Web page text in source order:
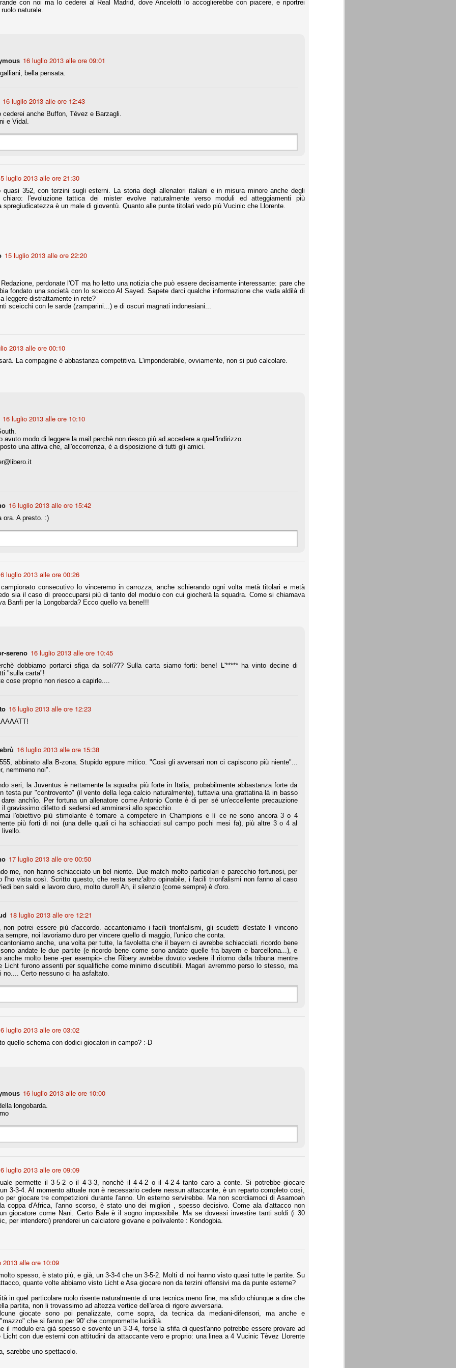
con noi ma lo cederei al Real Madrid, dove Ancelotti lo accoglierebbe con piacere, e riportrei
naturale.
16 luglio 2013 alle ore 09:01
bella pensata.
16 luglio 2013 alle ore 12:43
cederei anche Buffon, Tévez e Barzagli.
e Vidal.
luglio 2013 alle ore 21:30
quasi 352, con terzini sugli esterni. La storia degli allenatori italiani e in misura minore anche degli
chiaro: l'evoluzione tattica dei mister evolve naturalmente verso moduli ed atteggiamenti più
è un male di gioventù. Quanto alle punte titolari vedo più Vucinic che Llorente.
15 luglio 2013 alle ore 22:20
perdonate l'OT ma ho letto una notizia che può essere decisamente interessante: pare che
fondato una società con lo sceicco Al Sayed. Sapete darci qualche informazione che vada aldilà di
leggere distrattamente in rete?
sceicchi con le sarde (zamparini...) e di oscuri magnati indonesiani...
2013 alle ore 00:10
La compagine è abbastanza competitiva. L'imponderabile, ovviamente, non si può calcolare.
16 luglio 2013 alle ore 10:10
avuto modo di leggere la mail perchè non riesco più ad accedere a quell'indirizzo.
una attiva che, all'occorrenza, è a disposizione di tutti gli amici.
16 luglio 2013 alle ore 15:42
ora. A presto. :)
luglio 2013 alle ore 00:26
consecutivo lo vinceremo in carrozza, anche schierando ogni volta metà titolari e metà
sia il caso di preoccuparsi più di tanto del modulo con cui giocherà la squadra. Come si chiamava
Banfi per la Longobarda? Ecco quello va bene!!!
sereno 16 luglio 2013 alle ore 10:45
dobbiamo portarci sfiga da soli??? Sulla carta siamo forti: bene! L'***** ha vinto decine di
"sulla carta"!
cose proprio non riesco a capirle....
16 luglio 2013 alle ore 12:23
16 luglio 2013 alle ore 15:38
abbinato alla B-zona. Stupido eppure mitico. "Così gli avversari non ci capiscono più niente"...
nemmeno noi".
seri, la Juventus è nettamente la squadra più forte in Italia, probabilmente abbastanza forte da
testa pur "controvento" (il vento della lega calcio naturalmente), tuttavia una grattatina là in basso
anch'io. Per fortuna un allenatore come Antonio Conte è di per sé un'eccellente precauzione
il gravissimo difetto di sedersi ed ammirarsi allo specchio.
l'obiettivo più stimolante è tornare a competere in Champions e lì ce ne sono ancora 3 o 4
più forti di noi (una delle quali ci ha schiacciati sul campo pochi mesi fa), più altre 3 o 4 al
17 luglio 2013 alle ore 00:50
me, non hanno schiacciato un bel niente. Due match molto particolari e parecchio fortunosi, per
l'ho vista così. Scritto questo, che resta senz'altro opinabile, i facili trionfalismi non fanno al caso
ben saldi e lavoro duro, molto duro!! Ah, il silenzio (come sempre) è d'oro.
18 luglio 2013 alle ore 12:21
non potrei essere più d'accordo. accantoniamo i facili trionfalismi, gli scudetti d'estate li vincono
sempre, noi lavoriamo duro per vincere quello di maggio, l'unico che conta.
anche, una volta per tutte, la favoletta che il bayern ci avrebbe schiacciati. ricordo bene
andate le due partite (e ricordo bene come sono andate quelle fra bayern e barcellona...), e
anche molto bene -per esempio- che Ribery avrebbe dovuto vedere il ritorno dalla tribuna mentre
Licht furono assenti per squalifiche come minimo discutibili. Magari avremmo perso lo stesso, ma
no.... Certo nessuno ci ha asfaltato.
luglio 2013 alle ore 03:02
quello schema con dodici giocatori in campo? :-D
16 luglio 2013 alle ore 10:00
longobarda.
luglio 2013 alle ore 09:09
permette il 3-5-2 o il 4-3-3, nonchè il 4-4-2 o il 4-2-4 tanto caro a conte. Si potrebbe giocare
3-3-4. Al momento attuale non è necessario cedere nessun attaccante, è un reparto completo così,
per giocare tre competizioni durante l'anno. Un esterno servirebbe. Ma non scordiamoci di Asamoah
coppa d'Africa, l'anno scorso, è stato uno dei migliori , spesso decisivo. Come ala d'attacco non
giocatore come Nani. Certo Bale è il sogno impossibile. Ma se dovessi investire tanti soldi (i 30
per intenderci) prenderei un calciatore giovane e polivalente : Kondogbia.
2013 alle ore 10:09
spesso, è stato più, e già, un 3-3-4 che un 3-5-2. Molti di noi hanno visto quasi tutte le partite. Su
quante volte abbiamo visto Licht e Asa giocare non da terzini offensivi ma da punte esterne?
in quel particolare ruolo risente naturalmente di una tecnica meno fine, ma sfido chiunque a dire che
partita, non li trovassimo ad altezza vertice dell'area di rigore avversaria.
giocate sono poi penalizzate, come sopra, da tecnica da mediani-difensori, ma anche e
che si fanno per 90' che compromette lucidità.
il modulo era già spesso e sovente un 3-3-4, forse la sfifa di quest'anno potrebbe essere provare ad
Licht con due esterni con attitudini da attaccante vero e proprio: una linea a 4 Vucinic Tèvez Llorente
sarebbe uno spettacolo.
solo a 10 minuti dalla fine, dopo essere rimasta in 10 uomini.
regalato un'urna non facile alle italiane, specialmente alla Juventus,
forse più avvincente:
Donetsk (Ucr), Malmoe (Sve)
Utd (Ing), Cska Mosca (Rus), Wolfsburg (Ger).
la gestione della stessa. Può succedere. Oggi anche Allegri ha
abbia capito. Quindi, niente drammi e vediamo di imparare in
falso, o c'è qualcosa di più?
della sentenza di primo grado del processo sportivo
o dell'assenza di prove. Ci interessa invece altro.
Nei giorni scorsi abbiamo ricevuto alcuni messaggi di amici
teramani, che ci chiedevano spazio per la loro vicenda, al limite
Ce ne occupiamo volentieri.
il Teramo.
ha conseguito il suo ottavo successo nelle 19 competizioni
e tre secondi posti in 19 competizioni: risultati impressionanti, da
negli ultimi 13 mesi, sono stati ottenuti (in 5 competizioni) 3
- Lazio 2-0
italiana, diventando così la squadra più titolata in Italia in
il Milan (a meno di classifiche e tabelle "galliane"), fermo a quota 6.
i bianconeri a trovare una certa unità dopo le prime deludenti
non è una barzelletta. O forse sì, fate voi, ma non fa ridere. Ci
non è una storiaccia legata alla ex Jugoslavia. Dicevamo che ci sono
età (29 anni), e sono fisicamente simili, entrambi grandi e grossi.
europee, e tutti e due sono appena arrivati a giocare in Italia. Il
finora sono le motivazioni del giudizio di Cassazione relativo a
scelto di farsi giudicare con il rito abbreviato.
e quindi non le commenteremo, le considerazioni (di parte)
dalla maggior parte dei media (chissà perché...), come fossero
quello che è: un allenamento in vista della stagione, una ghiotta
preziosi minuti nelle gambe. E chi sabato era allo stadio a San
A
delle liste.
di ammortamento + ingaggio lordo annuo. La somma della potenza
il 70 % del fatturato al netto delle plusvalenze (vedi regole del
fatturato 2014/15, che dovrebbe comunque essere intorno ai 320
si valuta alla fine, a inizio settembre. Fermo restando che poi
sono già arrivati Rugani, Dybala, Khedira, Mandzukic, Neto, Zaza.
Ogbonna, forse Vidal. Il mercato i nostri dirigenti hanno dimostrato
uno fra i maggiori talenti del calcio italiano della sua generazione,
bravo nell'anticipo, bravo in marcatura, bravo nello scegliere il tempo
bravo nell'avanzare palla al piede, bravo nei colpi di testa. Bravo.
Juventus era fare mercato e farlo subito, anche al fine di
annunciate di Tevez e Pirlo, svecchiando al contempo una rosa
di Rugani, Dybala e Zaza, il gentleman agreement con il
sono tutte mosse che puntano a ringiovanire la rosa affidandosi a
per la Juventus l'epoca degli accordi di compartecipazione
la data finale, data nella quale quella forma contrattuale (con
accordo) dovrà scomparire dal calcio italiano.
accordi di compartecipazione ancora in essere.
del Sassuolo, così come Berardi (ora al 100%). Se uno dei due
atto di quanto costerà. Di certo, quei due giocatori, insieme a
Marotta del quale una parte della tifoseria juventina sembra non
Comproprietà - Capitolo finale
Finita un'altra stagione di trionfi, è tempo ora per la Juve di
mettersi tutto alle spalle e di organizzare il mercato per la
stagione.
anni fa il calcio italiano ha deciso di adeguarsi al resto d’Europa e
definitivamente la pratica delle comproprietà. Per
orgogliosi di un gruppo (società, dirigenti, staff tecnico, squadra)
Una squadra che ha saputo cambiare guida tecnica, staff,
di gioco, interpreti, mentalità in campo... riproponendosi sempre e
15:
ai rigori).